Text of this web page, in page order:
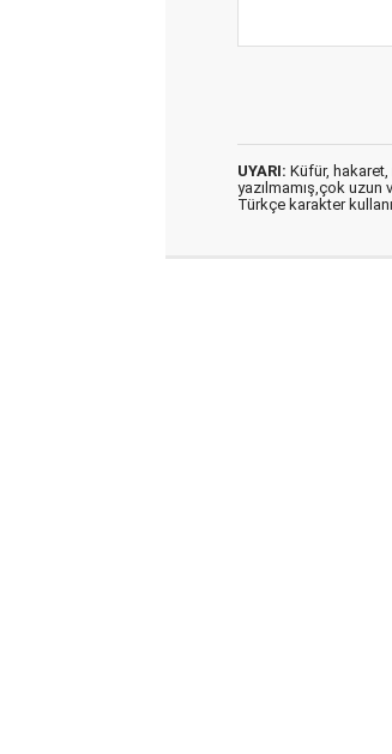
UYARI: Küfür,
yazılmamış,çok uzun
Türkçe karakter